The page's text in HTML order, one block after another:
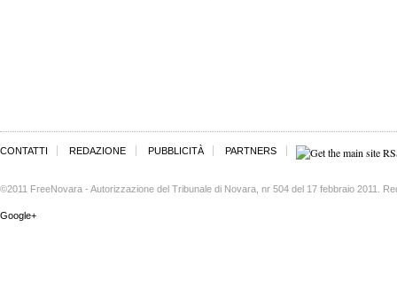
CONTATTI REDAZIONE PUBBLICITÀ PARTNERS
©2011 FreeNovara - Autorizzazione del Tribunale di Novara, nr 504 del 17 febbraio 2011.
Google+